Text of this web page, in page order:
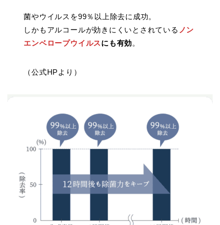
菌やウイルスを99％以上除去に成功。
しかもアルコールが効きにくいとされている ノン
エンベロープウイルスにも有効。
（公式HPより）